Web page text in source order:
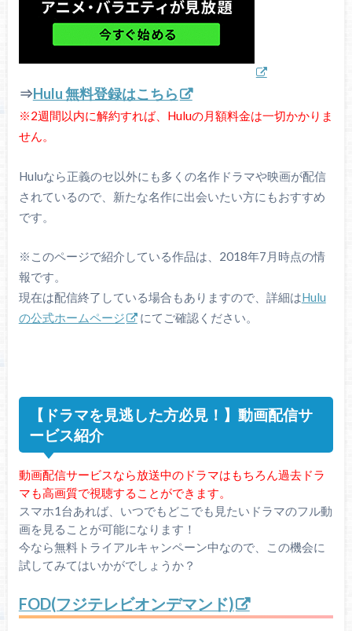
⇒Hulu 無料登録はこちら
※2週間以内に解約すれば、Huluの月額料金は一切かかりま
せん。
Huluなら正義のセ以外にも多くの名作ドラマや映画が配信
されているので、新たな名作に出会いたい方にもおすすめ
です。
※このページで紹介している作品は、2018年7月時点の情
報です。
現在は配信終了している場合もありますので、詳細はHulu
の公式ホームページ
にてご確認ください。
【ドラマを見逃した方必見！】動画配信サ
ービス紹介
動画配信サービスなら放送中のドラマはもちろん過去ドラ
マも高画質で視聴することができます。
スマホ1台あれば、いつでもどこでも見たいドラマのフル動
画を見ることが可能になります！
今なら無料トライアルキャンペーン中なので、この機会に
試してみてはいかがでしょうか？
FOD(フジテレビオンデマンド)